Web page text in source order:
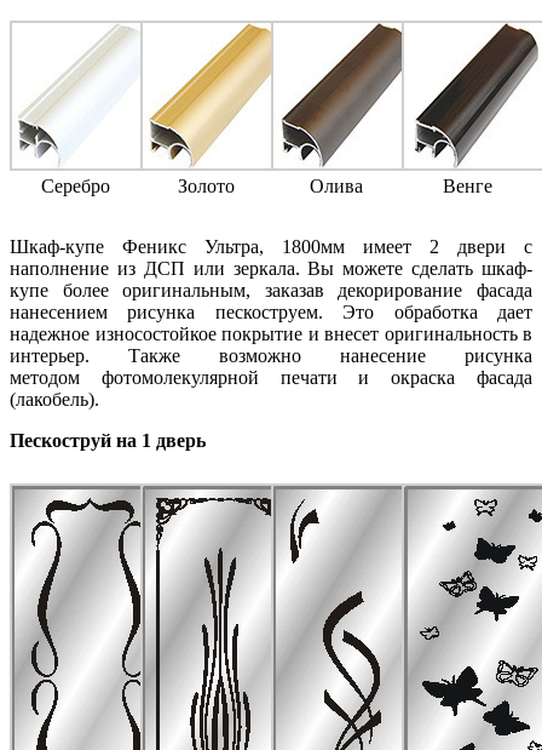
Серебро Золото Олива Венге
Шкаф-купе Феникс Ультра, 1800мм имеет 2 двери с
наполнение из ДСП или зеркала. Вы можете сделать шкаф-
купе более оригинальным, заказав декорирование фасада
нанесением рисунка пескоструем. Это обработка дает
надежное износостойкое покрытие и внесет оригинальность в
интерьер. Также возможно нанесение рисунка
методом фотомолекулярной печати и окраска фасада
(лакобель).
Пескоструй на 1 дверь